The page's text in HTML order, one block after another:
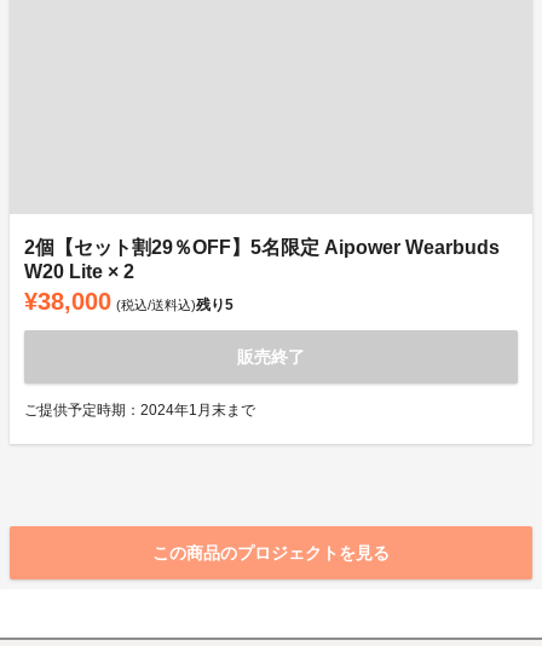
2個【セット割29％OFF】5名限定 Aipower Wearbuds
W20 Lite × 2
¥38,000 (税込/送料込)残り5
販売終了
ご提供予定時期：2024年1月末まで
この商品のプロジェクトを見る